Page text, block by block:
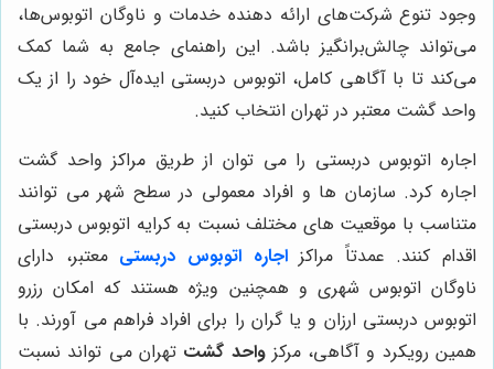
وجود تنوع شرکت‌های ارائه دهنده خدمات و ناوگان اتوبوس‌ها،
می‌تواند چالش‌برانگیز باشد. این راهنمای جامع به شما کمک
می‌کند تا با آگاهی کامل، اتوبوس دربستی ایده‌آل خود را از یک
واحد گشت معتبر در تهران انتخاب کنید.
اجاره اتوبوس دربستی را می توان از طریق مراکز واحد گشت
اجاره کرد. سازمان ها و افراد معمولی در سطح شهر می توانند
متناسب با موقعیت های مختلف نسبت به کرایه اتوبوس دربستی
اقدام کنند. عمدتاً مراکزاجاره اتوبوس دربستی معتبر، دارای
ناوگان اتوبوس شهری و همچنین ویژه هستند که امکان رزرو
اتوبوس دربستی ارزان و یا گران را برای افراد فراهم می آورند. با
همین رویکرد و آگاهی، مرکزواحد گشت تهران می تواند نسبت